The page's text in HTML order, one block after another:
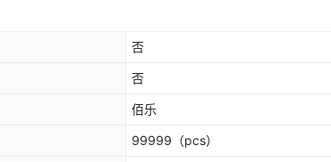
否
否
佰乐
99999 （pcs）